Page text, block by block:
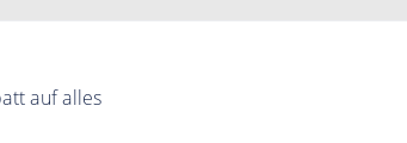
auf alles